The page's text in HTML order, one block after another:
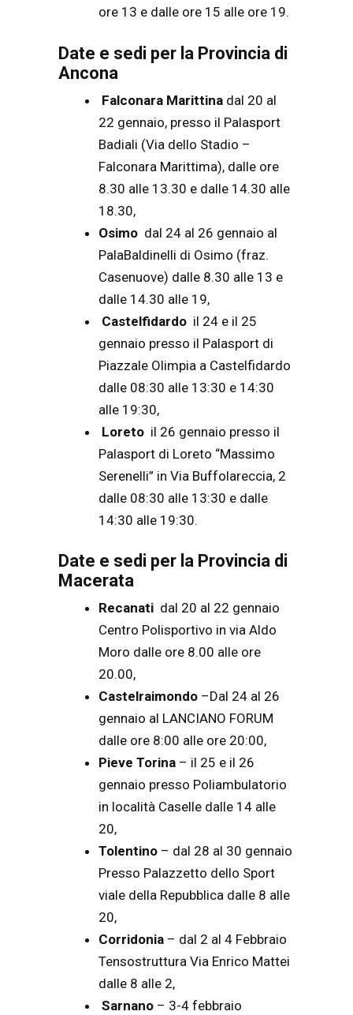
ore 13 e dalle ore 15 alle ore 19.
Date e sedi per la Provincia di
Ancona
Falconara Marittina dal 20 al
22 gennaio, presso il Palasport
Badiali (Via dello Stadio –
Falconara Marittima), dalle ore
8.30 alle 13.30 e dalle 14.30 alle
18.30,
Osimo dal 24 al 26 gennaio al
PalaBaldinelli di Osimo (fraz.
Casenuove) dalle 8.30 alle 13 e
dalle 14.30 alle 19,
Castelfidardo il 24 e il 25
gennaio presso il Palasport di
Piazzale Olimpia a Castelfidardo
dalle 08:30 alle 13:30 e 14:30
alle 19:30,
Loreto il 26 gennaio presso il
Palasport di Loreto “Massimo
Serenelli” in Via Buffolareccia, 2
dalle 08:30 alle 13:30 e dalle
14:30 alle 19:30.
Date e sedi per la Provincia di
Macerata
Recanati dal 20 al 22 gennaio
Centro Polisportivo in via Aldo
Moro dalle ore 8.00 alle ore
20.00,
Castelraimondo –Dal 24 al 26
gennaio al LANCIANO FORUM
dalle ore 8:00 alle ore 20:00,
Pieve Torina – il 25 e il 26
gennaio presso Poliambulatorio
in località Caselle dalle 14 alle
20,
Tolentino – dal 28 al 30 gennaio
Presso Palazzetto dello Sport
viale della Repubblica dalle 8 alle
20,
Corridonia – dal 2 al 4 Febbraio
Tensostruttura Via Enrico Mattei
dalle 8 alle 2,
Sarnano – 3-4 febbraio